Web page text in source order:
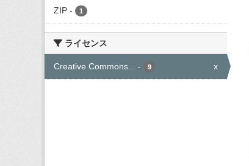
ZIP - 1
ライセンス
Creative Commons... - 9 x